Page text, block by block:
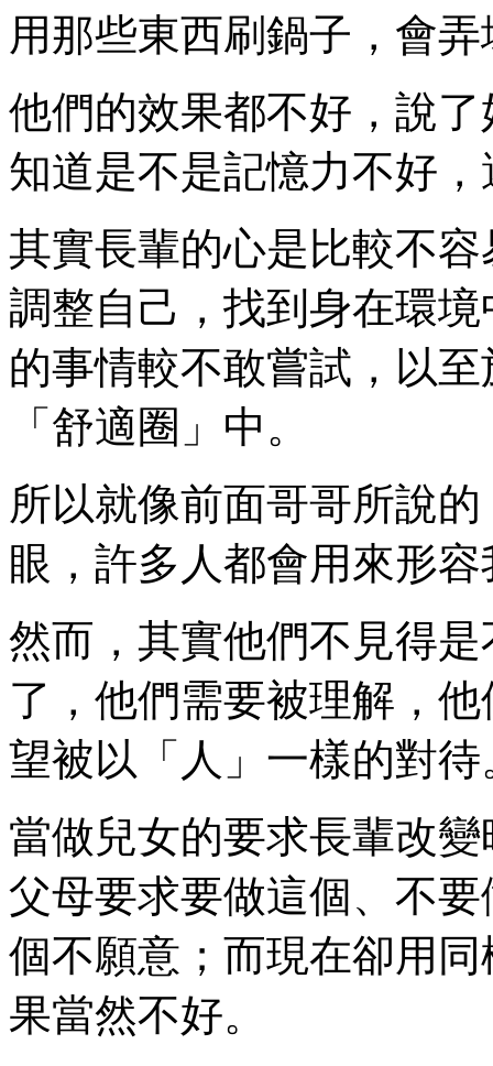
用那些東西刷鍋子，會
他們的效果都不好，說
知道是不是記憶力不好
其實長輩的心是比較不
調整自己，找到身在環
的事情較不敢嘗試，以
「舒適圈」中。
所以就像前面哥哥所說
眼，許多人都會用來形
然而，其實他們不見得
了，他們需要被理解，
望被以「人」一樣的對待
當做兒女的要求長輩改
父母要求要做這個、不
個不願意；而現在卻用
果當然不好。